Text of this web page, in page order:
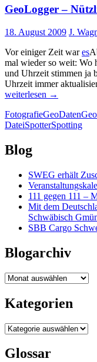
GeoLogger –
18. August 2009 J.
Vor einiger Zeit wares
mal wieder so weit: Wo
und Uhrzeit stimmen ja
Uhrzeit immer
weiterlesen →
FotografieGeoDaten
DateiSpotterSpotting
Blog
SWEG erhält
111 gegen 111 –
Mit dem
Schwäbisch
SBB Cargo
Blogarchiv
Blogarchiv
Kategorien
Kategorien
Glossar